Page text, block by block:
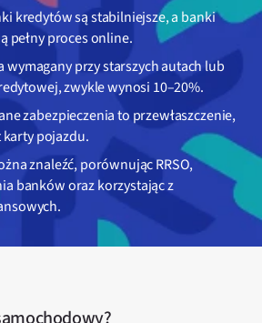
kredytów są stabilniejsze, a banki
pełny proces online.
wymagany przy starszych autach lub
zwykle wynosi 10–20%.
zabezpieczenia to przewłaszczenie,
karty pojazdu.
znaleźć, porównując RRSO,
banków oraz korzystając z